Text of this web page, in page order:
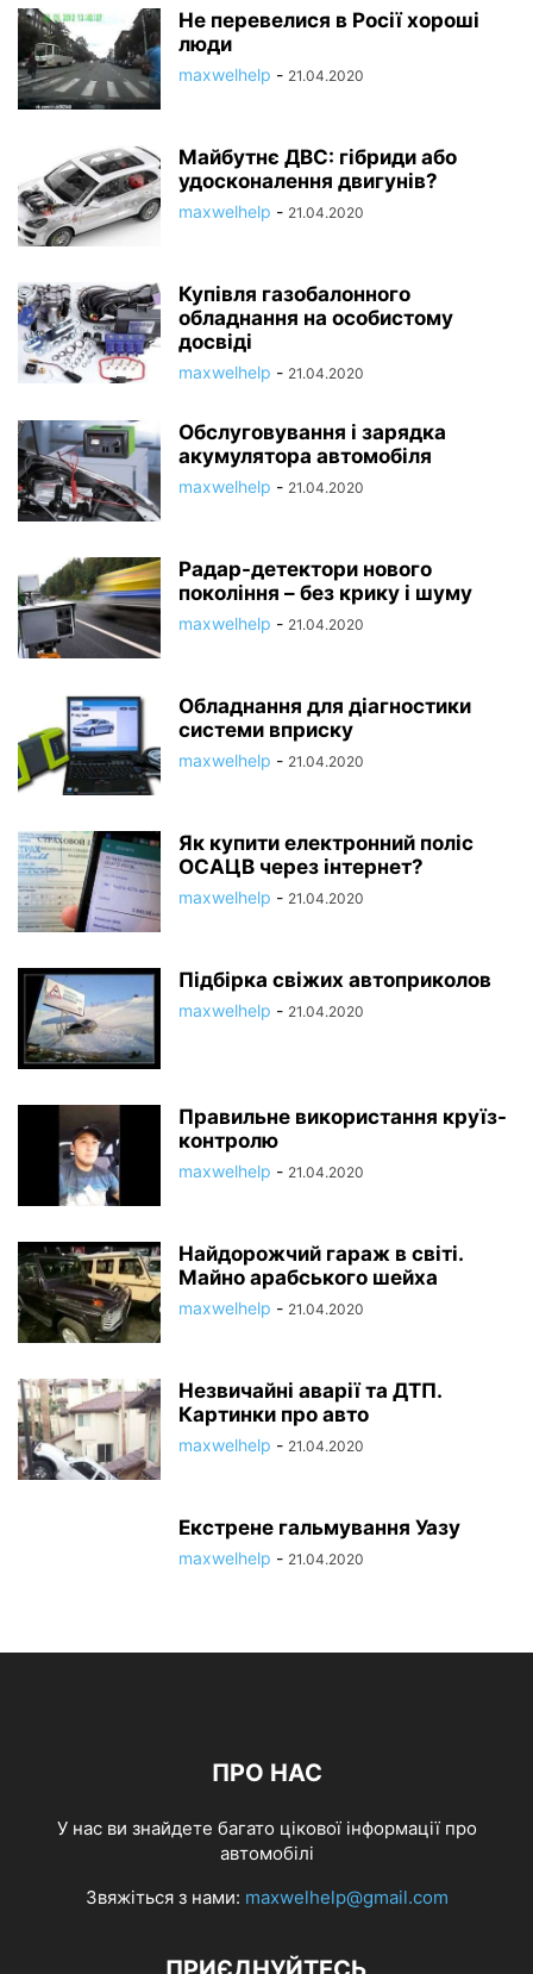
Не перевелися в Росії хороші
люди
maxwelhelp - 21.04.2020
Майбутнє ДВС: гібриди або
удосконалення двигунів?
maxwelhelp - 21.04.2020
Купівля газобалонного
обладнання на особистому
досвіді
maxwelhelp - 21.04.2020
Обслуговування і зарядка
акумулятора автомобіля
maxwelhelp - 21.04.2020
Радар-детектори нового
покоління – без крику і шуму
maxwelhelp - 21.04.2020
Обладнання для діагностики
системи вприску
maxwelhelp - 21.04.2020
Як купити електронний поліс
ОСАЦВ через інтернет?
maxwelhelp - 21.04.2020
Підбірка свіжих автоприколов
maxwelhelp - 21.04.2020
Правильне використання круїз-
контролю
maxwelhelp - 21.04.2020
Найдорожчий гараж в світі.
Майно арабського шейха
maxwelhelp - 21.04.2020
Незвичайні аварії та ДТП.
Картинки про авто
maxwelhelp - 21.04.2020
Екстрене гальмування Уазу
maxwelhelp - 21.04.2020
ПРО НАС
У нас ви знайдете багато цікової інформації про
автомобілі
Звяжіться з нами: maxwelhelp@gmail.com